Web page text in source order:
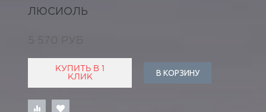
ЛЮСИОЛЬ
5 570 РУБ
КУПИТЬ В 1
КЛИК
В КОРЗИНУ